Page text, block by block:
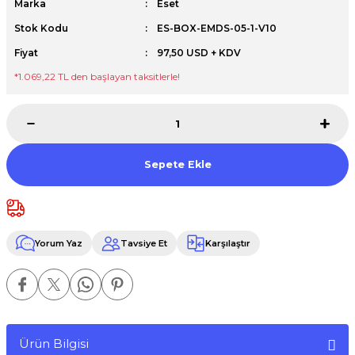
Marka Eset
Stok Kodu ES-BOX-EMDS-05-1-V10
Fiyat
97,50 USD + KDV
*1.069,22 TL den başlayan taksitlerle!
Sepete Ekle
Yorum Yaz Tavsiye Et Karşılaştır
Ürün Bilgisi